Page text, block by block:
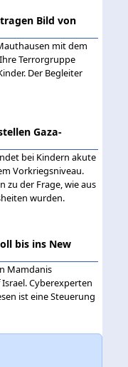
Bild von
mit dem
Terrorgruppe
Der Begleiter
Gaza-
bei Kindern akute
Vorkriegsniveau.
zu der Frage, wie aus
wurden.
bis ins New
Mamdanis
Cyberexperten
ist eine Steuerung